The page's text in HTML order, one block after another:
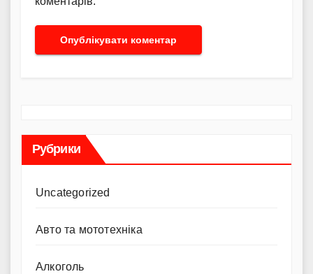
Рубрики
Uncategorized
Авто та мототехніка
Алкоголь